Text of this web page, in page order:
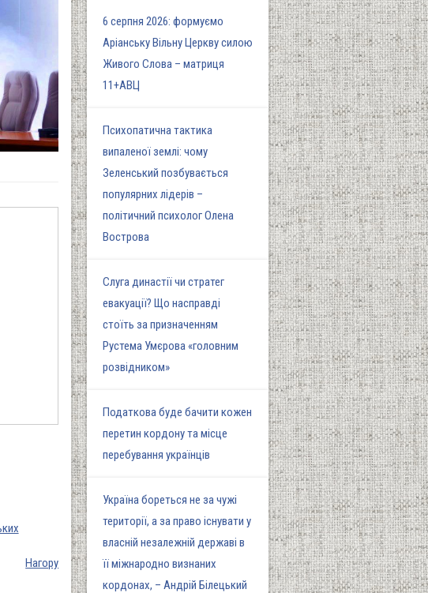
Нагору
6 серпня 2026: формуємо
Аріанську Вільну Церкву силою
Живого Слова – матриця
11+АВЦ
Психопатична тактика
випаленої землі: чому
Зеленський позбувається
популярних лідерів –
політичний психолог Олена
Вострова
Слуга династії чи стратег
евакуації? Що насправді
стоїть за призначенням
Рустема Умєрова «головним
розвідником»
Податкова буде бачити кожен
перетин кордону та місце
перебування українців
Україна бореться не за чужі
території, а за право існувати у
власній незалежній державі в
її міжнародно визнаних
кордонах, – Андрій Білецький